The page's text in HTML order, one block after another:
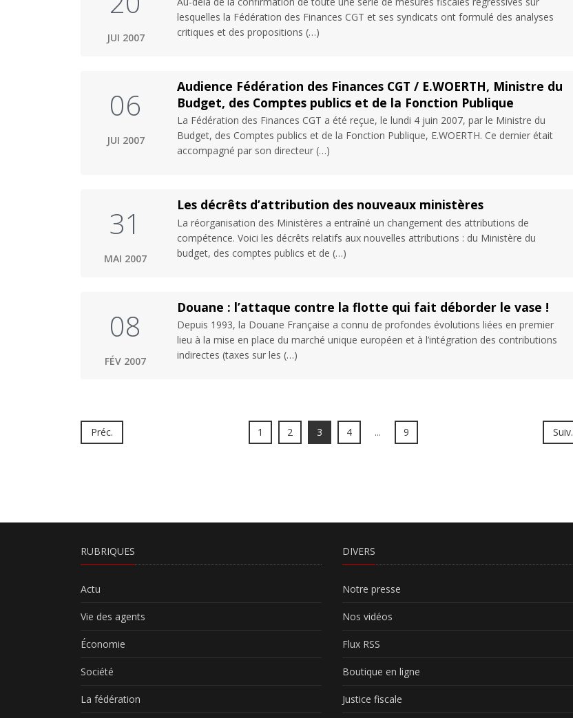
JUI 2007
lesquelles la Fédération des Finances CGT et ses syndicats ont formulé des analyses
critiques et des propositions (…)
06
JUI 2007
Audience Fédération des Finances CGT / E.WOERTH, Ministre du
Budget, des Comptes publics et de la Fonction Publique
La Fédération des Finances CGT a été reçue, le lundi 4 juin 2007, par le Ministre du
Budget, des Comptes publics et de la Fonction Publique, E.WOERTH. Ce dernier était
accompagné par son directeur (…)
31
MAI 2007
Les décrêts d’attribution des nouveaux ministères
La réorganisation des Ministères a entraîné un changement des attributions de
compétence. Voici les décrêts relatifs aux nouvelles attributions : du Ministère du
budget, des comptes publics et de (…)
08
FÉV 2007
Douane : l’attaque contre la flotte qui fait déborder le vase !
Depuis 1993, la Douane Française a connu de profondes évolutions liées en premier
lieu à la mise en place du marché unique européen et à l’intégration des contributions
indirectes (taxes sur les (…)
Préc. 1 2 3 4 ... 9 Suiv.
RUBRIQUES
Actu
Vie des agents
Économie
Société
La fédération
DIVERS
Notre presse
Nos vidéos
Flux RSS
Boutique en ligne
Justice fiscale